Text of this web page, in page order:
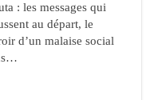
: les messages qui
au départ, le
d’un malaise social